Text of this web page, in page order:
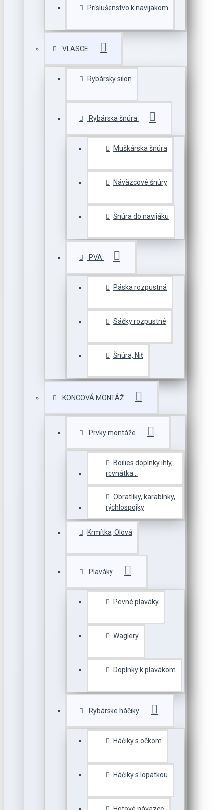
Príslušenstvo k navijakom
VLASCE
Rybársky silon
Rybárska šnúra
Muškárska šnúra
Náväzcové šnúry
Šnúra do navijáku
PVA
Páska rozpustná
Sáčky rozpustné
Šnúra, Niť
KONCOVÁ MONTÁŽ
Prvky montáže
Boilies doplnky ihly,
rovnátka...
Obratlíky, karabínky,
rýchlospojky
Krmítka, Olová
Plaváky
Pevné plaváky
Waglery
Doplnky k plavákom
Rybárske háčiky
Háčiky s očkom
Háčiky s lopatkou